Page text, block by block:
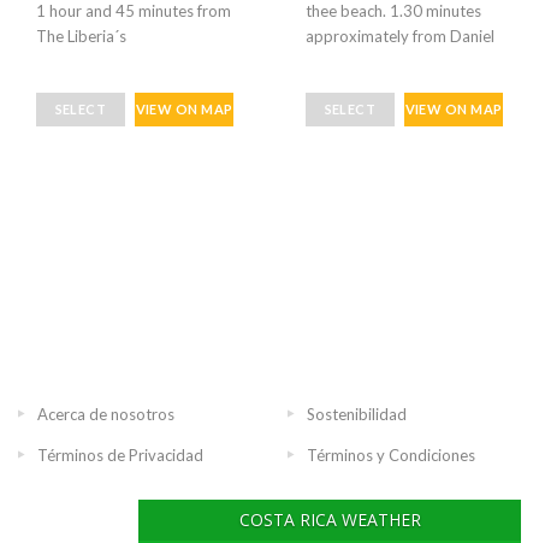
1 hour and 45 minutes from
The Liberia´s
SELECT VIEW ON MAP
thee beach. 1.30 minutes
approximately from Daniel
SELECT VIEW ON MAP
Acerca de nosotros Sostenibilidad
Términos de Privacidad Términos y Condiciones
COSTA RICA WEATHER